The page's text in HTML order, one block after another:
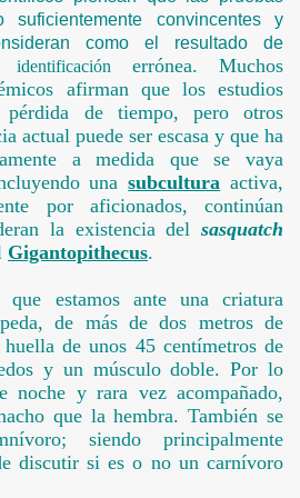
convincentes y
como el resultado de
errónea. Muchos
afirman que los estudios
pérdida de tiempo, pero otros
actual puede ser escasa y que ha
a medida que se vaya
unasubcultura activa,
por aficionados, continúan
la existencia del sasquatch
Gigantopithecus.
estamos ante una criatura
de más de dos metros de
de unos 45 centímetrosde
y un músculo doble. Por lo
noche y rara vez acompañado,
que la hembra. También se
siendo principalmente
discutir si es o no un carnívoro